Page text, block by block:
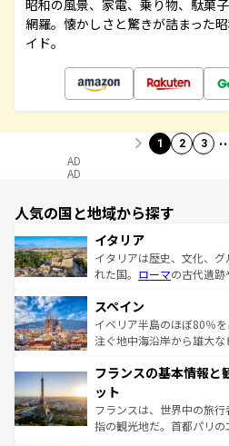
昭和の風景、家電、乗り物、駄菓
網羅。懐かしさと驚きが詰まった
イド。
1 2 3
AD
AD
人気の国と地域から探す
イタリア
イタリアは歴史、文化、
れた国。 ローマの古代遺
ろん、トスカーナの美しい
景など、自然景観も見逃
ピザやパスタなど、絶品
ませてくれるイタリアで
なお、新着のイタリア情報は
しい。
スペイン
イベリア半島のほぼ80％
注ぐ地中海沿岸から雄大
文化が根付くこの国では
れる闘牛、そして美味しい
る。首都マドリードの洗
アートに溢れた街角から
フランスの基本情報と
ット
フランスは、世界中の旅
指の観光地だ。首都パリ